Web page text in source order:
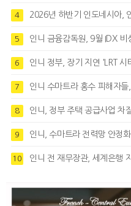
4 2026년 하반기 인도네시아,
5 인니 금융감독원, 9월 IDX 비
6 인니 정부, 장기 지연 'LRT 시
7 인니 수마트라 홍수 피해자들,
8 인니, 정부 주택 공급사업 차
9 인니, 수마트라 전력망 안정
10 인니 전 재무장관, 세계은행